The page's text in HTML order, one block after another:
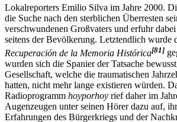
Lokalreporters Emilio Silva im Jahre 2000.
die Suche nach den sterblichen Überresten
verschwundenen Großvaters und erfuhr
seitens der Bevölkerung. Letztendlich wurde
Recuperación de la Memoria Histórica[81]
wurden sich die Spanier der Tatsache
Gesellschaft, welche die traumatischen
hatten, nicht mehr lange existieren würden.
Radioprogramm hoyporhoy rief daher im
Augenzeugen unter seinen Hörer dazu auf,
Erfahrungen des Bürgerkriegs und der